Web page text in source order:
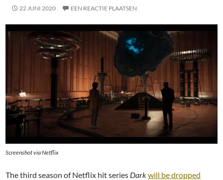
22 JUNI 2020 EEN REACTIE PLAATSEN
Screenshot via Netflix
The third season of Netflix hit series Darkwill be dropped